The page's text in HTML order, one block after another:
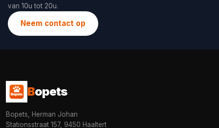
van 10u tot 20u.
Neem contact op
Bopets
Bopets, Herman Johan
Stationsstraat 157, 9450 Haaltert